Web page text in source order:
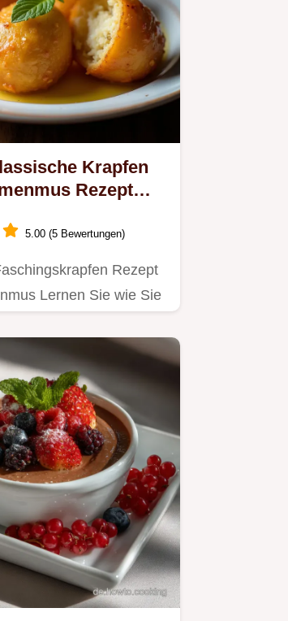
Krapfen
Rezept
5.00 (5 Bewertungen)
Rezept
Lernen Sie wie Sie